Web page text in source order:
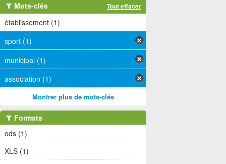
Mots-clés Tout effacer
établissement (1)
sport (1)
municipal (1)
association (1)
Montrer plus de mots-clés
Formats
ods (1)
XLS (1)